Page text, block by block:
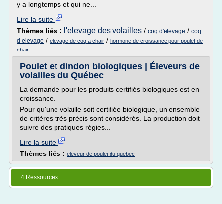
y a longtemps et qui ne...
Lire la suite
Thèmes liés : l'elevage des volailles / coq d'elevage / coq
d elevage / elevage de coq a chair / hormone de croissance pour poulet de
chair
Poulet et dindon biologiques | Éleveurs de
volailles du Québec
La demande pour les produits certifiés biologiques est en
croissance.
Pour qu'une volaille soit certifiée biologique, un ensemble
de critères très précis sont considérés. La production doit
suivre des pratiques régies...
Lire la suite
Thèmes liés : eleveur de poulet du quebec
4 Ressources